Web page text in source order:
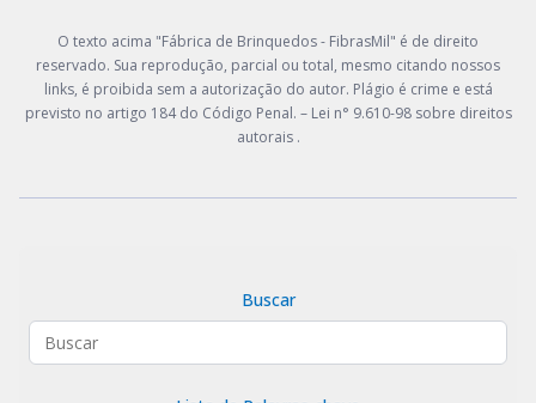
O texto acima "Fábrica de Brinquedos - FibrasMil" é de direito
reservado. Sua reprodução, parcial ou total, mesmo citando nossos
links, é proibida sem a autorização do autor. Plágio é crime e está
previsto no artigo 184 do Código Penal. – Lei n° 9.610-98 sobre direitos
autorais .
Buscar